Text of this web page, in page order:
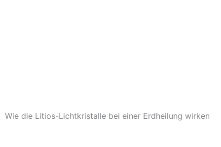
Wie die Litios-Lichtkristalle bei einer Erdheilung wirken